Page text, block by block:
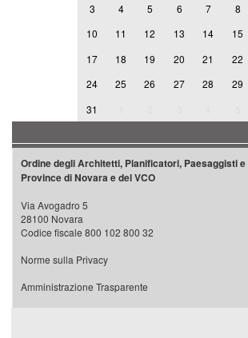
3
4 5 6 7 8
10
11 12 13 14 15
17
18 19 20 21 22
24
25 26 27 28 29
31
Ordine degli Architetti, Pianificatori, Paesaggisti
Province di Novara e del VCO
Via Avogadro 5
28100 Novara
Codice fiscale 800 102 800 32
Norme sulla Privacy
Amministrazione Trasparente